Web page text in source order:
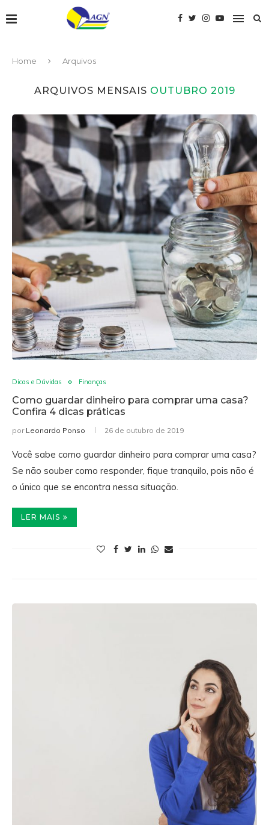
Home Arquivos
ARQUIVOS MENSAIS OUTUBRO 2019
Dicas e Dúvidas Finanças
Como guardar dinheiro para comprar uma casa?
Confira 4 dicas práticas
por Leonardo Ponso 26 de outubro de 2019
Você sabe como guardar dinheiro para comprar uma casa?
Se não souber como responder, fique tranquilo, pois não é
o único que se encontra nessa situação.
LER MAIS